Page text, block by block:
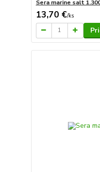
Sera marine salt
13,70 €/ks